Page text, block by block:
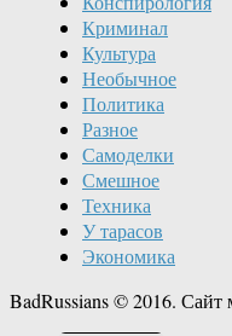
Криминал
Культура
Необычное
Политика
Разное
Самоделки
Смешное
Техника
У тарасов
Экономика
BadRussians © 2016. Сайт